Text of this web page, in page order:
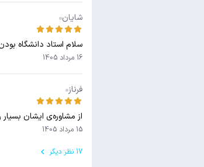
شایان
سلام استاد دانشگاه
16 مرداد 1405
فرناز
از مشاوره‌ی ایشان
15 مرداد 1405
17 نظر دیگر